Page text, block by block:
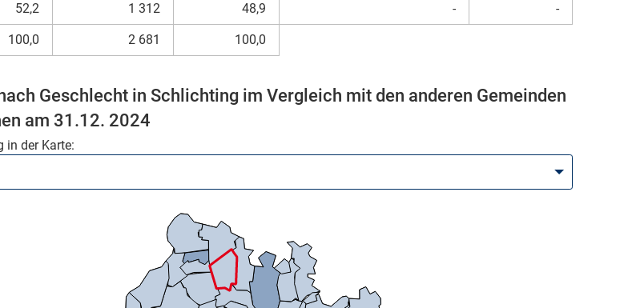
52,2 1 312 48,9 - -
100,0 2 681 100,0
Geschlecht in Schlichting im Vergleich mit den anderen Gemeinden
am 31.12. 2024
in der Karte: